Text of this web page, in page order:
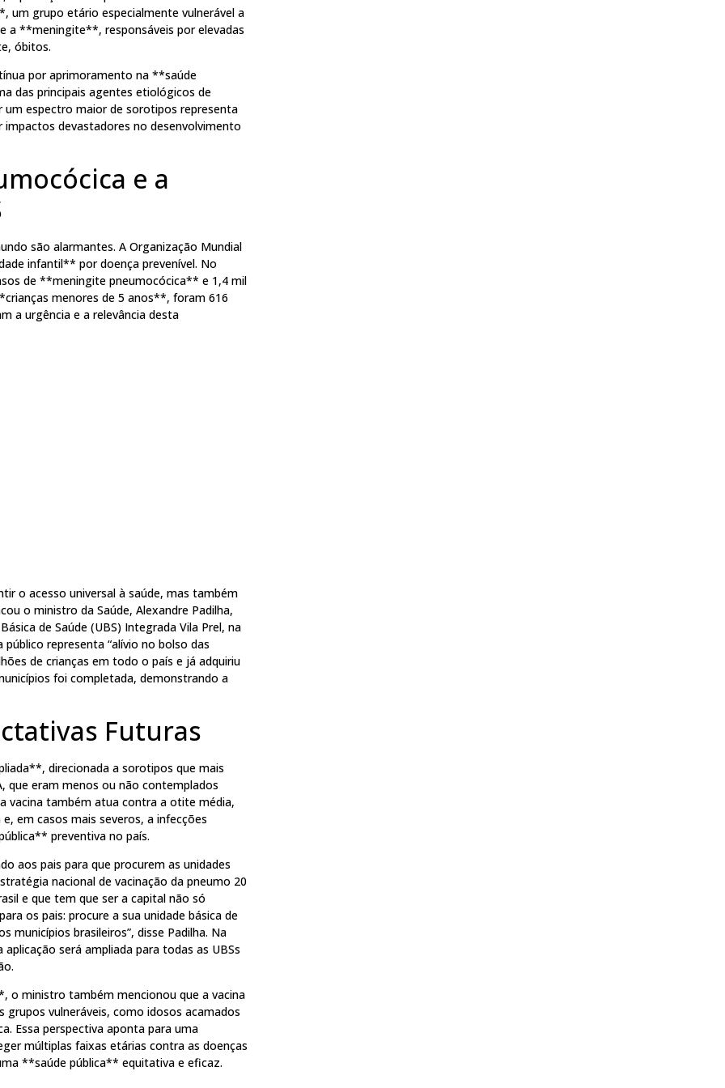
um grupo etário especialmente vulnerável a
a **meningite**, responsáveis por elevadas
óbitos.
por aprimoramento na **saúde
das principais agentes etiológicos de
um espectro maior de sorotipos representa
devastadores no desenvolvimento
e a
são alarmantes. A Organização Mundial
infantil** por doença prevenível. No
de **meningite pneumocócica** e 1,4 mil
menores de 5 anos**, foram 616
a urgência e a relevância desta
o acesso universal à saúde, mas também
o ministro da Saúde, Alexandre Padilha,
de Saúde (UBS) Integrada Vila Prel, na
representa “alívio no bolso das
de crianças em todo o país e já adquiriu
foi completada, demonstrando a
Futuras
direcionada a sorotipos que mais
que eram menos ou não contemplados
vacina também atua contra a otite média,
em casos mais severos, a infecções
preventiva no país.
aos pais para que procurem as unidades
nacional de vacinação da pneumo 20
e que tem que ser a capital não só
os pais: procure a sua unidade básica de
municípios brasileiros”, disse Padilha. Na
será ampliada para todas as UBSs
o ministro também mencionou que a vacina
vulneráveis, como idosos acamados
Essa perspectiva aponta para uma
múltiplas faixas etárias contra as doenças
**saúde pública** equitativa e eficaz.